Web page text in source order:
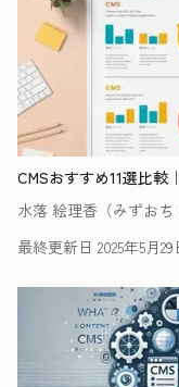
CMSおすすめ11選比
水落 絵理香（みずおち
最終更新日 2025年5月29